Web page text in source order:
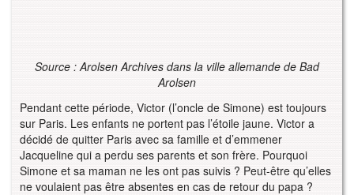
Source : Arolsen Archives dans la ville allemande de Bad
Arolsen
Pendant cette période, Victor (l’oncle de Simone) est toujours
sur Paris. Les enfants ne portent pas l’étoile jaune. Victor a
décidé de quitter Paris avec sa famille et d’emmener
Jacqueline qui a perdu ses parents et son frère. Pourquoi
Simone et sa maman ne les ont pas suivis ? Peut-être qu’elles
ne voulaient pas être absentes en cas de retour du papa ?